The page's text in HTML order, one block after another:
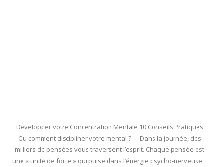
Développer votre Concentration Mentale 10 Conseils Pratiques
Ou comment discipliner votre mental ? Dans la journée, des
milliers de pensées vous traversent l’esprit. Chaque pensée est
une « unité de force » qui puise dans l’énergie psycho-nerveuse.